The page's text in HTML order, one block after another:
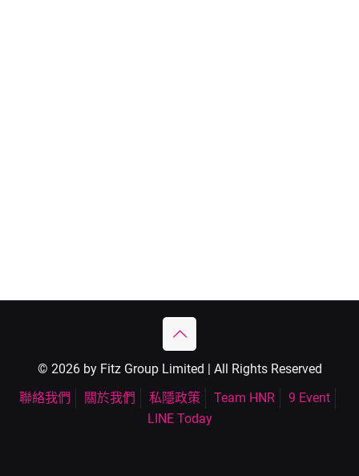
© 2026 by Fitz Group Limited | All Rights Reserved
聯絡我們
關於我們 私隱政策 Team HNR
9 Event
LINE Today